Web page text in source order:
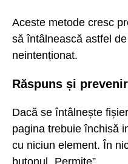
Aceste metode cresc
să întâlnească astfel
neintenționat.
Răspuns și
Dacă se întâlnește
pagina trebuie închisă
cu niciun element. În
butonul „Permite”.